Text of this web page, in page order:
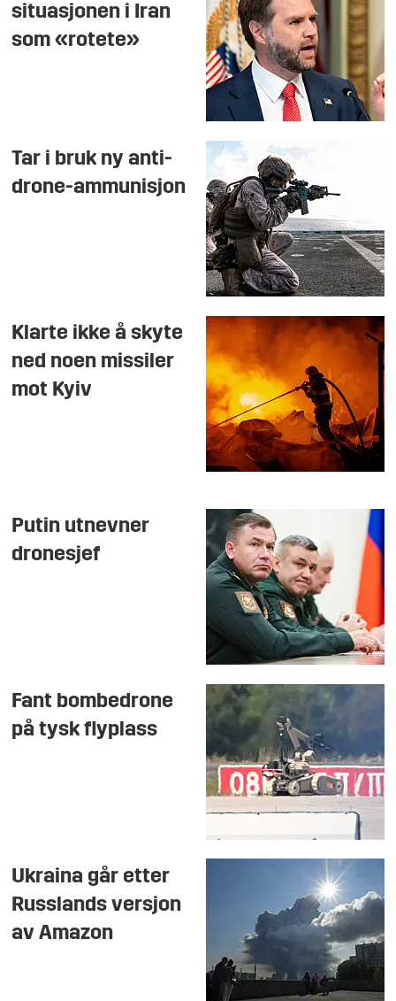
situasjonen i Iran
som «rotete»
Tar i bruk ny anti-
drone-ammunisjon
Klarte ikke å skyte
ned noen missiler
mot Kyiv
Putin utnevner
dronesjef
Fant bombedrone
på tysk flyplass
Ukraina går etter
Russlands versjon
av Amazon